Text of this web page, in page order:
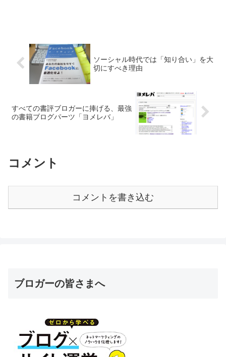
ソーシャル時代では「知り合い」を大
切にすべき理由
すべての書評ブロガーに捧げる、最強
の書籍ブログパーツ「ヨメレバ」
コメント
コメントを書き込む
ブロガーの皆さまへ